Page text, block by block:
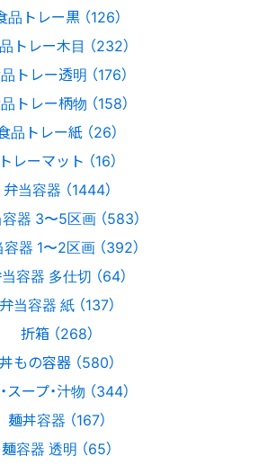
品トレー黒 （126）
トレー木目 （232）
トレー透明 （176）
トレー柄物 （158）
品トレー紙 （26）
トレーマット （16）
弁当容器 （1444）
器 3〜5区画 （583）
器 1〜2区画 （392）
容器 多仕切 （64）
弁当容器 紙 （137）
折箱 （268）
丼もの容器 （580）
スープ・汁物 （344）
麺丼容器 （167）
麺容器 透明 （65）